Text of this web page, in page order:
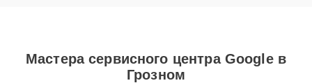
Мастера сервисного центра Google в
Грозном